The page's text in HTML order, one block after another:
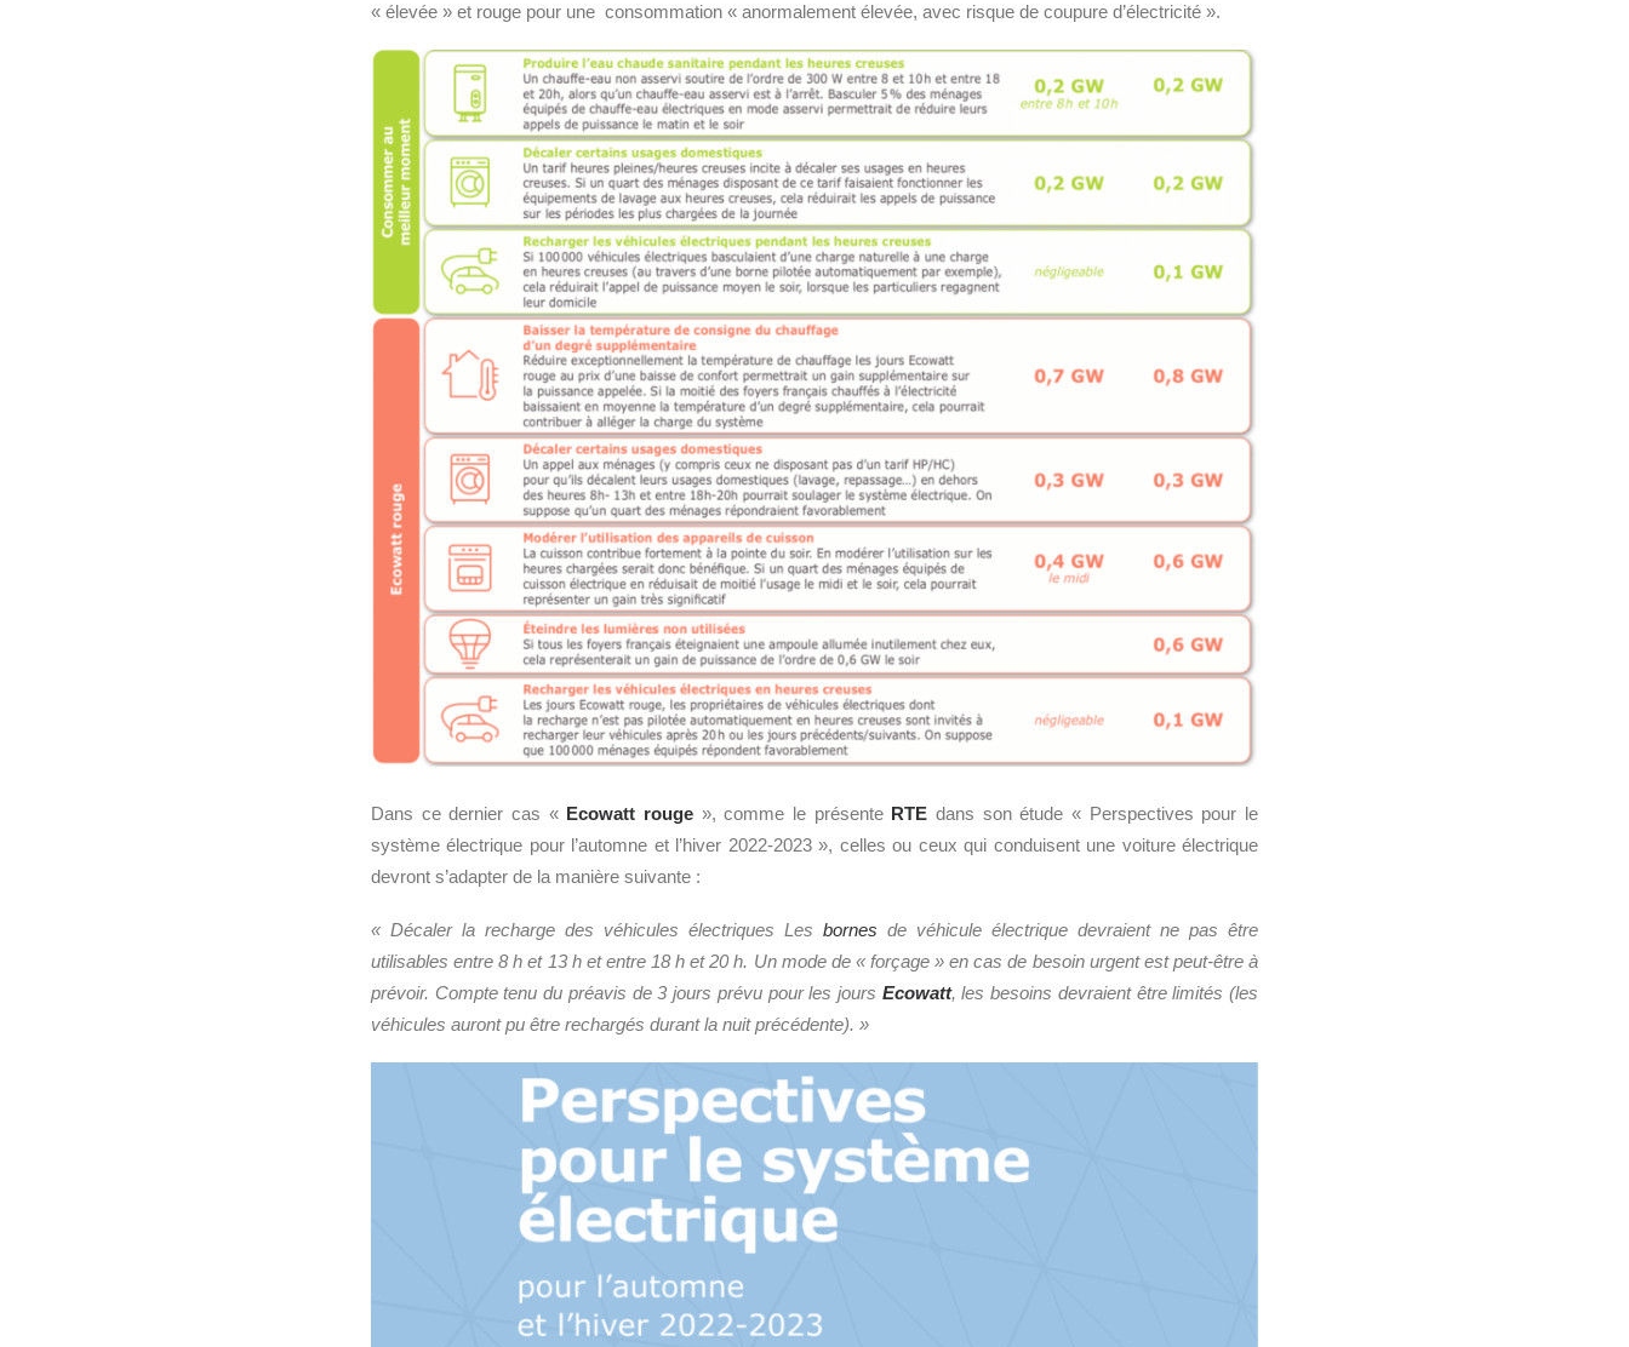
« élevée » et rouge pour une consommation « anormalement élevée, avec risque de coupure d’électricité ».
Dans ce dernier cas « Ecowatt rouge », comme le présente RTE dans son étude « Perspectives pour le
système électrique pour l’automne et l’hiver 2022-2023 », celles ou ceux qui conduisent une voiture électrique
devront s’adapter de la manière suivante :
« Décaler la recharge des véhicules électriques Les bornes de véhicule électrique devraient ne pas être
utilisables entre 8 h et 13 h et entre 18 h et 20 h. Un mode de « forçage » en cas de besoin urgent est peut-être à
prévoir. Compte tenu du préavis de 3 jours prévu pour les jours Ecowatt, les besoins devraient être limités (les
véhicules auront pu être rechargés durant la nuit précédente). »